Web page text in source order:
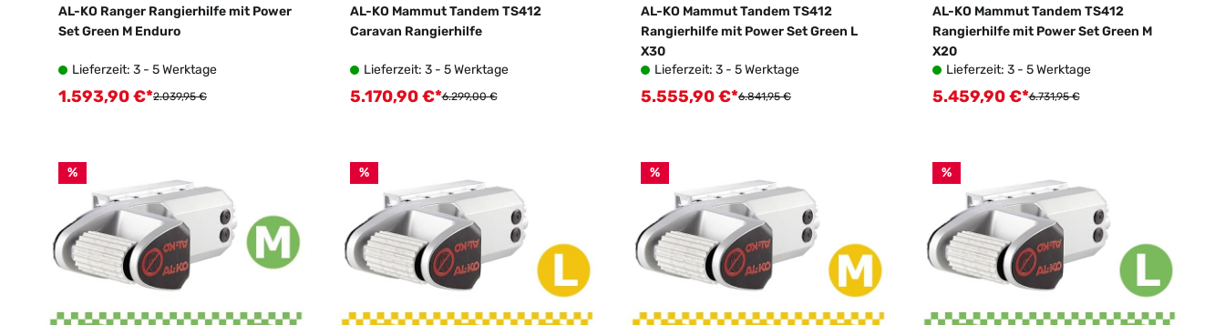
AL-KO Ranger Rangierhilfe mit Power
Set Green M Enduro
Lieferzeit: 3 - 5 Werktage
Verkaufspreis:
1.593,90 €*Regulärer Preis:
2.039,95 €
AL-KO Mammut Tandem TS412
Caravan Rangierhilfe
Lieferzeit: 3 - 5 Werktage
Verkaufspreis:
5.170,90 €*Regulärer Preis:
6.299,00 €
AL-KO Mammut Tandem TS412
Rangierhilfe mit Power Set Green L
X30
Lieferzeit: 3 - 5 Werktage
Verkaufspreis:
5.555,90 €*Regulärer Preis:
6.841,95 €
AL-KO Mammut Tandem TS412
Rangierhilfe mit Power Set Green M
X20
Lieferzeit: 3 - 5 Werktage
Verkaufspreis:
5.459,90 €*Regulärer Preis:
6.731,95 €
% % % %